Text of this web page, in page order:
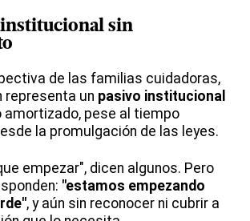
institucional sin
de las familias cuidadoras,
un pasivo institucional
amortizado, pese al tiempo
la promulgación de las leyes.
empezar", dicen algunos. Pero
"estamos empezando
, y aún sin reconocer ni cubrir a